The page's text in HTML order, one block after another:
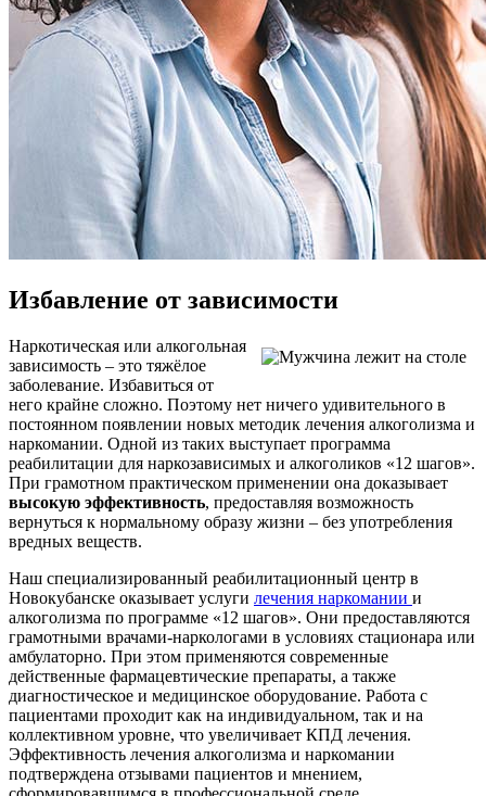
Избавление от зависимости
Наркотическая или алкогольная
зависимость – это тяжёлое
заболевание. Избавиться от
него крайне сложно. Поэтому нет ничего удивительного в
постоянном появлении новых методик лечения алкоголизма и
наркомании. Одной из таких выступает программа
реабилитации для наркозависимых и алкоголиков «12 шагов».
При грамотном практическом применении она доказывает
высокую эффективность, предоставляя возможность
вернуться к нормальному образу жизни – без употребления
вредных веществ.
Наш специализированный реабилитационный центр в
Новокубанске оказывает услуги лечения наркомании и
алкоголизма по программе «12 шагов». Они предоставляются
грамотными врачами-наркологами в условиях стационара или
амбулаторно. При этом применяются современные
действенные фармацевтические препараты, а также
диагностическое и медицинское оборудование. Работа с
пациентами проходит как на индивидуальном, так и на
коллективном уровне, что увеличивает КПД лечения.
Эффективность лечения алкоголизма и наркомании
подтверждена отзывами пациентов и мнением,